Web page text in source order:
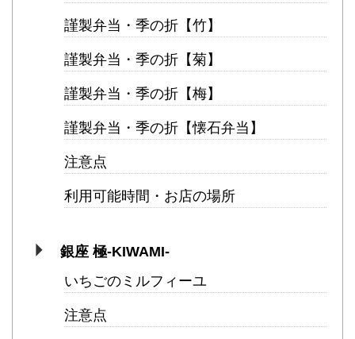
謹製弁当・季の折【竹】
謹製弁当・季の折【菊】
謹製弁当・季の折【梅】
謹製弁当・季の折【懐石弁当】
注意点
利用可能時間・お店の場所
銀座 極-KIWAMI-
いちごのミルフィーユ
注意点